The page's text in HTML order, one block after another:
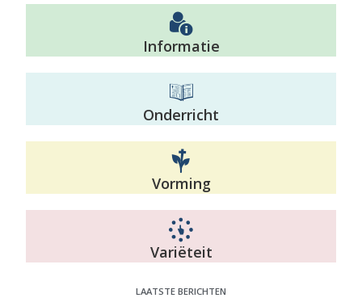
Informatie
Onderricht
Vorming
Variëteit
LAATSTE BERICHTEN